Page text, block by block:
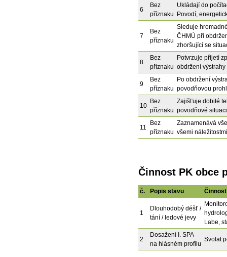
6
Bez
příznaku
Ukládají do
Povodí,
7
Bez
příznaku
Sleduje
ČHMÚ při
zhoršující se
8
Bez
příznaku
Potvrzuje přijetí
obdržení výstrahy
9
Bez
příznaku
Po obdržení
povodňovou
10
Bez
příznaku
Zajišťuje dobité
povodňové
11
Bez
příznaku
Zaznamenává
všemi
Činnost PK obce
č. Popis stavu Činnost
1
Dlouhodobý déšť /
tání / ledové jevy
Labe,
2
Dosažení I. SPA
na hlásném profilu
Svolat